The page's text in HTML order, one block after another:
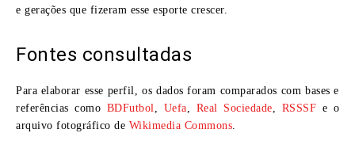
e gerações que fizeram esse esporte crescer.
Fontes consultadas
Para elaborar esse perfil, os dados foram comparados com bases e
referências como BDFutbol, Uefa, Real Sociedade, RSSSF e o
arquivo fotográfico de Wikimedia Commons.